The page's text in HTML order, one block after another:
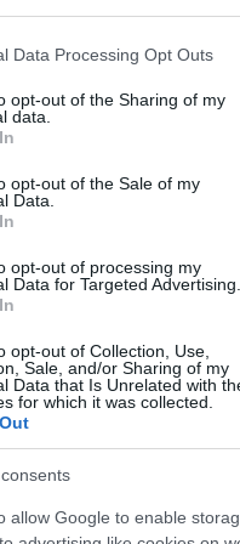
this website/app uses one
your visit or usage behaviour.
consent to Google and its
for below specified purposes
Data Processing Opt Outs
opt-out of the Sharing of my
data.
opt-out of the Sale of my
Data.
opt-out of processing my
Data for Targeted Advertising.
opt-out of Collection, Use,
Sale, and/or Sharing of my
Data that Is Unrelated with
for which it was collected.
allow Google to enable
η ανακύκλωση
μετρήσιμα οφέλη. Από
2 τόνων CO2. Η
ανακύκλωση 7.545
αντιστοιχεί στο νερό
κατανάλωση 1.032
δείχνουν την
επίδρασης που
υλικών σε